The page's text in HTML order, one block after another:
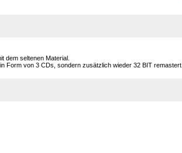
dem seltenen Material.
Form von 3 CDs, sondern zusätzlich wieder 32 BIT remastert.